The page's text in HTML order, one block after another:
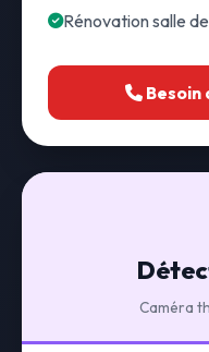
Rénovation salle
Besoin
Caméra